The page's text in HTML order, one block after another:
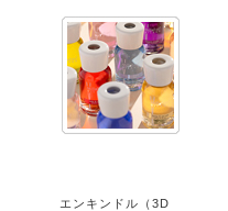
エンキンドル（3D